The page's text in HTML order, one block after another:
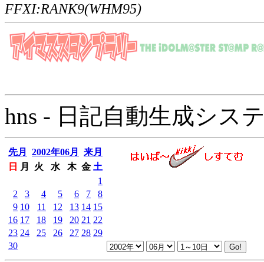
FFXI:RANK9(WHM95)
hns - 日記自動生成シス
先月 2002年06月
来月
日
月 火 水 木 金 土
1
2
3 4 5 6 7
8
9 10 11 12 13 14 15
16 17 18 19 20 21 22
23 24 25 26 27 28 29
30